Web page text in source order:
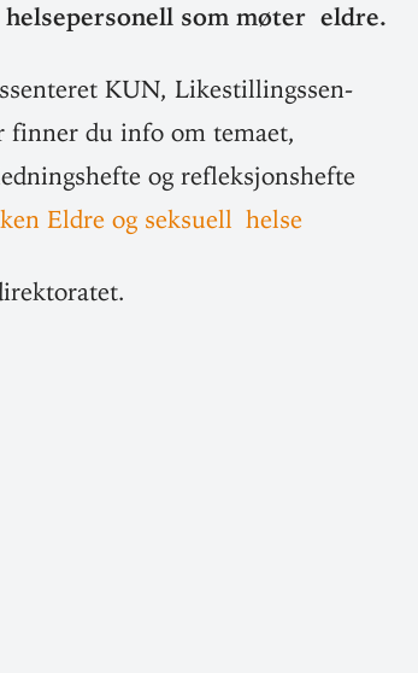
som møter eldre.
KUN, Like­stil­lings­sen­
finner du info om temaet,
og reflek­sjons­hefte
Eldre og sek­suell helse